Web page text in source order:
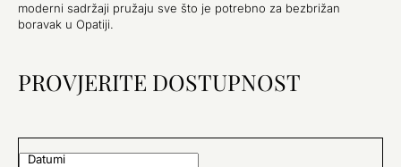
moderni sadržaji pružaju sve što je potrebno za bezbrižan
boravak u Opatiji.
PROVJERITE DOSTUPNOST
Datumi